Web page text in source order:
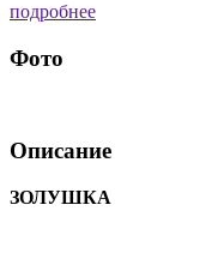
подробнее
Фото
Описание
ЗОЛУШКА